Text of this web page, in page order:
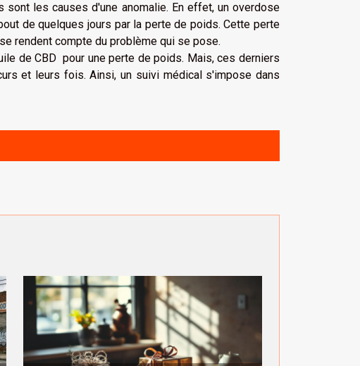
les causes d'une anomalie. En effet, un overdose
de quelques jours par la perte de poids. Cette perte
rendent compte du problème qui se pose.
de CBD pour une perte de poids. Mais, ces derniers
et leurs fois. Ainsi, un suivi médical s'impose dans